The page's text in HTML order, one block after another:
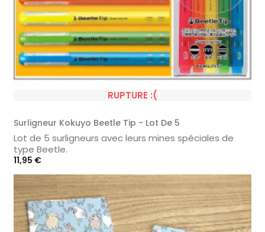
RUPTURE :(
Surligneur Kokuyo Beetle Tip - Lot De 5
Lot de 5 surligneurs avec leurs mines spéciales de
type Beetle.
Prix
11,95 €